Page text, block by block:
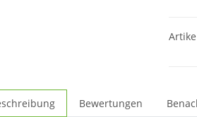
Bewertungen